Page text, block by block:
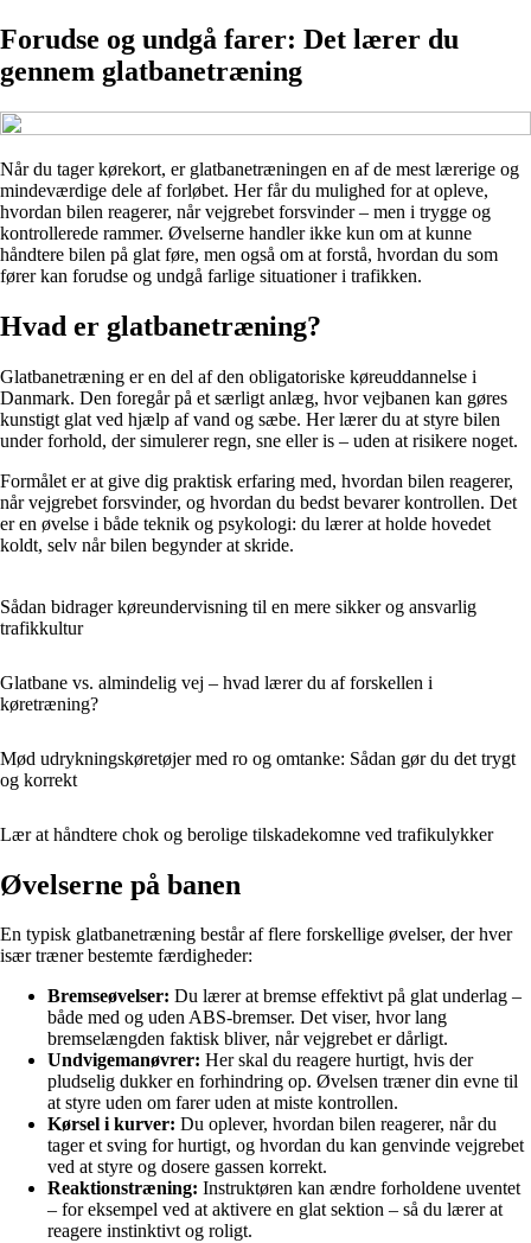
Forudse og undgå farer: Det lærer du
gennem glatbanetræning
Når du tager kørekort, er glatbanetræningen en af de mest lærerige og
mindeværdige dele af forløbet. Her får du mulighed for at opleve,
hvordan bilen reagerer, når vejgrebet forsvinder – men i trygge og
kontrollerede rammer. Øvelserne handler ikke kun om at kunne
håndtere bilen på glat føre, men også om at forstå, hvordan du som
fører kan forudse og undgå farlige situationer i trafikken.
Hvad er glatbanetræning?
Glatbanetræning er en del af den obligatoriske køreuddannelse i
Danmark. Den foregår på et særligt anlæg, hvor vejbanen kan gøres
kunstigt glat ved hjælp af vand og sæbe. Her lærer du at styre bilen
under forhold, der simulerer regn, sne eller is – uden at risikere noget.
Formålet er at give dig praktisk erfaring med, hvordan bilen reagerer,
når vejgrebet forsvinder, og hvordan du bedst bevarer kontrollen. Det
er en øvelse i både teknik og psykologi: du lærer at holde hovedet
koldt, selv når bilen begynder at skride.
Sådan bidrager køreundervisning til en mere sikker og ansvarlig
trafikkultur
Glatbane vs. almindelig vej – hvad lærer du af forskellen i
køretræning?
Mød udrykningskøretøjer med ro og omtanke: Sådan gør du det trygt
og korrekt
Lær at håndtere chok og berolige tilskadekomne ved trafikulykker
Øvelserne på banen
En typisk glatbanetræning består af flere forskellige øvelser, der hver
især træner bestemte færdigheder:
Bremseøvelser: Du lærer at bremse effektivt på glat underlag –
både med og uden ABS-bremser. Det viser, hvor lang
bremselængden faktisk bliver, når vejgrebet er dårligt.
Undvigemanøvrer: Her skal du reagere hurtigt, hvis der
pludselig dukker en forhindring op. Øvelsen træner din evne til
at styre uden om farer uden at miste kontrollen.
Kørsel i kurver: Du oplever, hvordan bilen reagerer, når du
tager et sving for hurtigt, og hvordan du kan genvinde vejgrebet
ved at styre og dosere gassen korrekt.
Reaktionstræning: Instruktøren kan ændre forholdene uventet
– for eksempel ved at aktivere en glat sektion – så du lærer at
reagere instinktivt og roligt.